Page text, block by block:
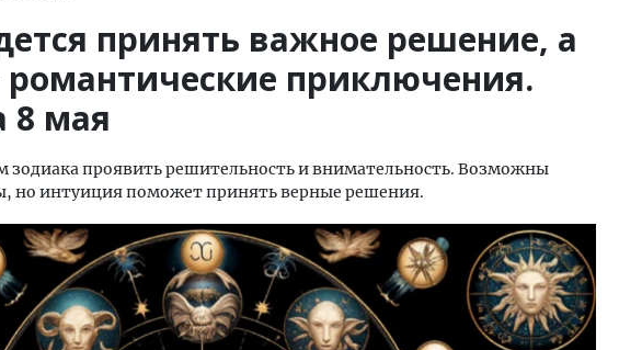
принять важное решение, а
романтические приключения.
8 мая
зодиака проявить решительность и внимательность. Возможны
но интуиция поможет принять верные решения.